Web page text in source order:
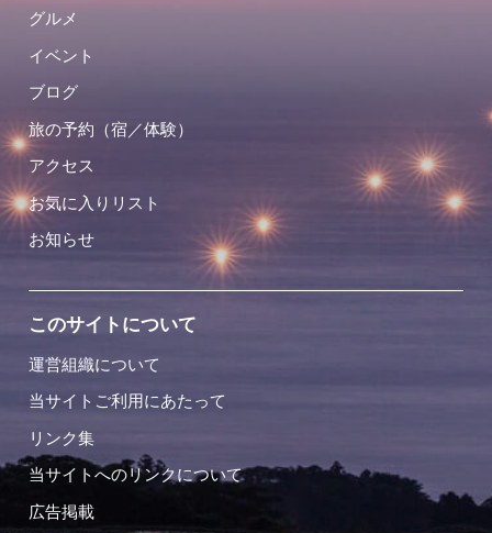
グルメ
イベント
ブログ
旅の予約（宿／体験）
アクセス
お気に入りリスト
お知らせ
このサイトについて
運営組織について
当サイトご利用にあたって
リンク集
当サイトへのリンクについて
広告掲載